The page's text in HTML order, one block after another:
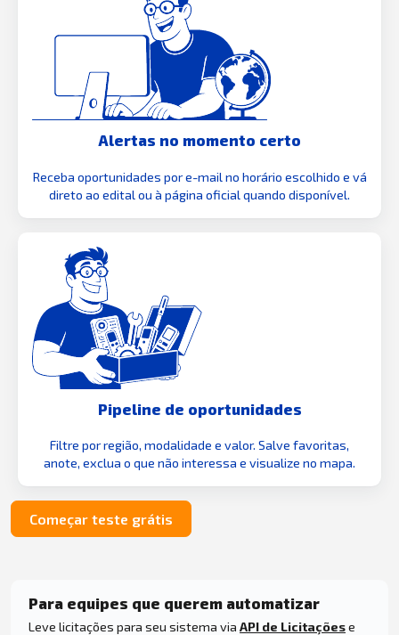
Alertas no momento certo
Receba oportunidades por e-mail no horário escolhido e vá
direto ao edital ou à página oficial quando disponível.
Pipeline de oportunidades
Filtre por região, modalidade e valor. Salve favoritas,
anote, exclua o que não interessa e visualize no mapa.
Começar teste grátis
Para equipes que querem automatizar
Leve licitações para seu sistema via API de Licitaçõese